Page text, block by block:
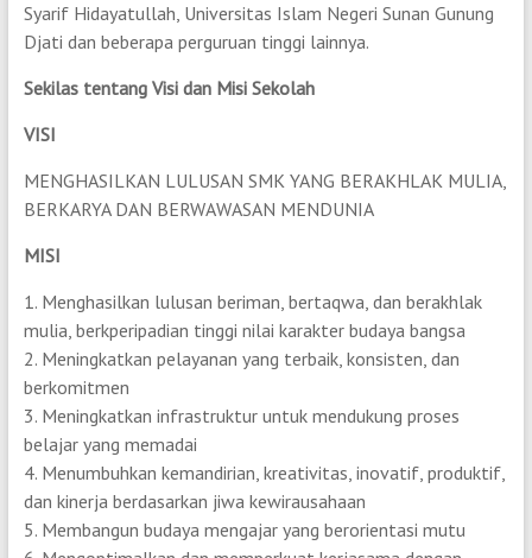
Syarif Hidayatullah, Universitas Islam Negeri Sunan Gunung
Djati dan beberapa perguruan tinggi lainnya.
Sekilas tentang Visi dan Misi Sekolah
VISI
MENGHASILKAN LULUSAN SMK YANG BERAKHLAK MULIA,
BERKARYA DAN BERWAWASAN MENDUNIA
MISI
1. Menghasilkan lulusan beriman, bertaqwa, dan berakhlak
mulia, berkperipadian tinggi nilai karakter budaya bangsa
2. Meningkatkan pelayanan yang terbaik, konsisten, dan
berkomitmen
3. Meningkatkan infrastruktur untuk mendukung proses
belajar yang memadai
4. Menumbuhkan kemandirian, kreativitas, inovatif, produktif,
dan kinerja berdasarkan jiwa kewirausahaan
5. Membangun budaya mengajar yang berorientasi mutu